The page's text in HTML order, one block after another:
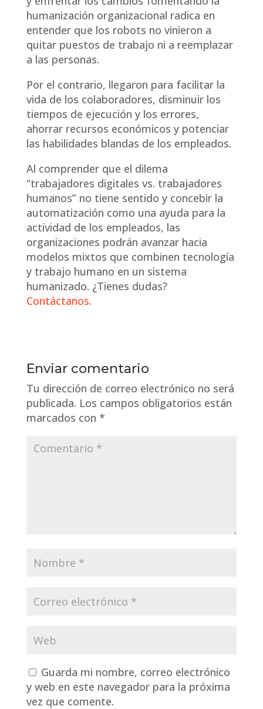
humanización organizacional radica en
entender que los robots no vinieron a
quitar puestos de trabajo ni a reemplazar
a las personas.
Por el contrario, llegaron para facilitar la
vida de los colaboradores, disminuir los
tiempos de ejecución y los errores,
ahorrar recursos económicos y potenciar
las habilidades blandas de los empleados.
Al comprender que el dilema
“trabajadores digitales vs. trabajadores
humanos” no tiene sentido y concebir la
automatización como una ayuda para la
actividad de los empleados, las
organizaciones podrán avanzar hacia
modelos mixtos que combinen tecnología
y trabajo humano en un sistema
humanizado. ¿Tienes dudas?
Contáctanos.
Enviar comentario
Tu dirección de correo electrónico no será
publicada. Los campos obligatorios están
marcados con *
Guarda mi nombre, correo electrónico
y web en este navegador para la próxima
vez que comente.